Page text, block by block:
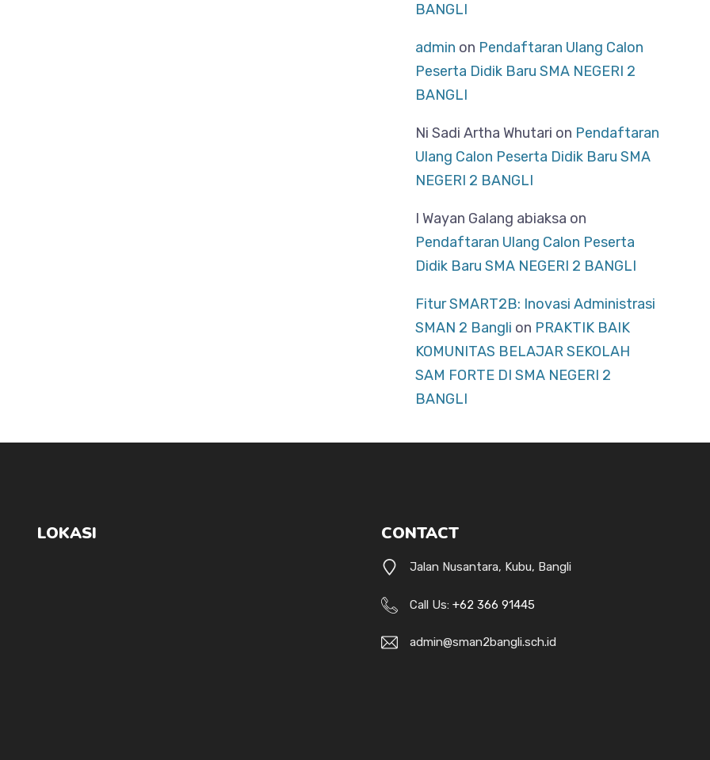
BANGLI
admin on Pendaftaran Ulang Calon
Peserta Didik Baru SMA NEGERI 2
BANGLI
Ni Sadi Artha Whutari on Pendaftaran
Ulang Calon Peserta Didik Baru SMA
NEGERI 2 BANGLI
I Wayan Galang abiaksa on
Pendaftaran Ulang Calon Peserta
Didik Baru SMA NEGERI 2 BANGLI
Fitur SMART2B: Inovasi Administrasi
SMAN 2 Bangli on PRAKTIK BAIK
KOMUNITAS BELAJAR SEKOLAH
SAM FORTE DI SMA NEGERI 2
BANGLI
LOKASI CONTACT
Jalan Nusantara, Kubu, Bangli
Call Us: +62 366 91445
admin@sman2bangli.sch.id